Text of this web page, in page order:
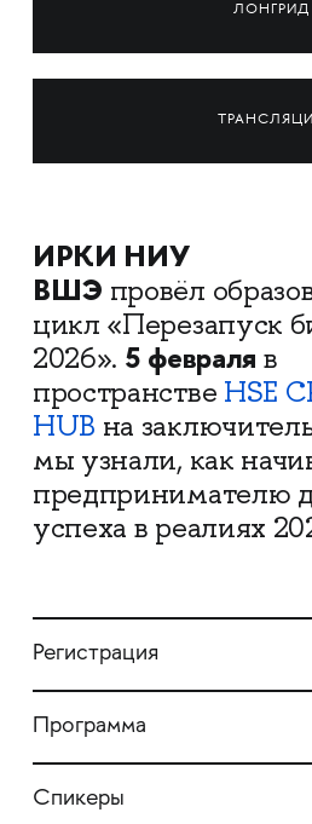
ЛОНГРИД
ИРКИ НИУ
ВШЭ провёл
цикл «Перезапуск
2026». 5 февраля в
пространстве HSE
HUB на
мы узнали, как
предпринимателю
успеха в реалиях
Регистрация
Программа
Спикеры